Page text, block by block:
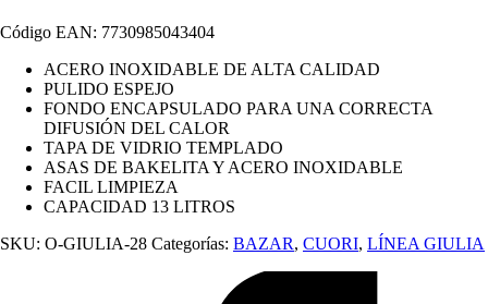
Código EAN: 7730985043404
ACERO INOXIDABLE DE ALTA CALIDAD
PULIDO ESPEJO
FONDO ENCAPSULADO PARA UNA CORRECTA
DIFUSIÓN DEL CALOR
TAPA DE VIDRIO TEMPLADO
ASAS DE BAKELITA Y ACERO INOXIDABLE
FACIL LIMPIEZA
CAPACIDAD 13 LITROS
SKU: O-GIULIA-28 Categorías: BAZAR, CUORI, LÍNEA GIULIA